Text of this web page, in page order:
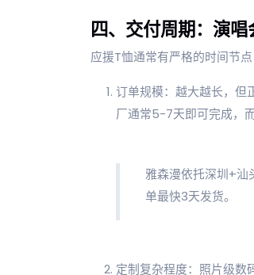
四、交付周期：演唱
应援T恤通常有严格的时间节
订单规模：越大越长，但
厂通常5-7天即可完成，
雅森漫依托深圳+
单最快3天发货。
定制复杂程度：照片级数